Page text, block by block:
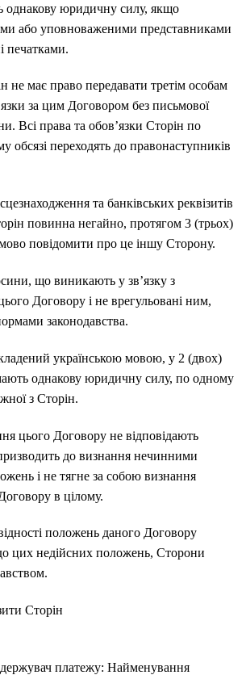
однакову юридичну силу, якщо
або уповноваженими представниками
печатками.
не має право передавати третім особам
за цим Договором без письмової
Всі права та обов’язки Сторін по
обсязі переходять до правонаступників
та банківських реквізитів
повинна негайно, протягом 3 (трьох)
повідомити про це іншу Сторону.
що виникають у зв’язку з
Договору і не врегульовані ним,
законодавства.
українською мовою, у 2 (двох)
однакову юридичну силу, по одному
з Сторін.
цього Договору не відповідають
до визнання нечинними
і не тягне за собою визнання
в цілому.
положень даного Договору
цих недійсних положень, Сторони
Сторін
платежу: Найменування